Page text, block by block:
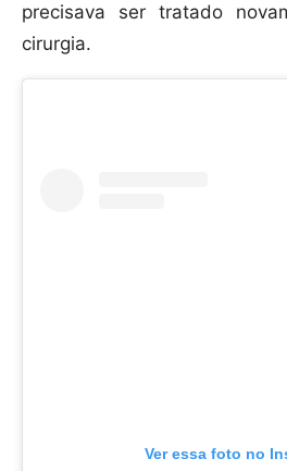
precisava ser tratado
cirurgia.
Ver essa foto no